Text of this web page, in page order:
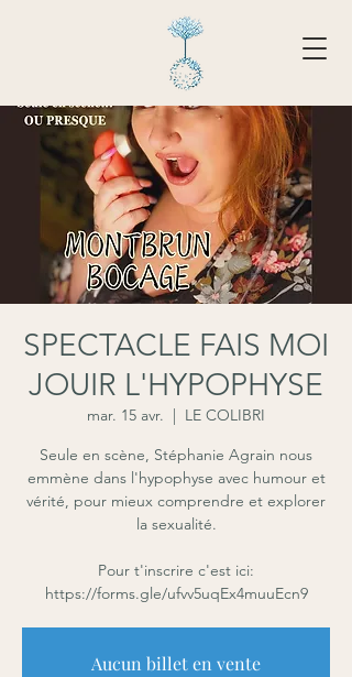
Tarifs - Réserver
SPECTACLE FAIS MOI
JOUIR L'HYPOPHYSE
mar. 15 avr.
  |
LE COLIBRI
Seule en scène, Stéphanie Agrain nous
emmène dans l'hypophyse avec humour et
vérité, pour mieux comprendre et explorer
la sexualité.
Pour t'inscrire c'est ici:
https://forms.gle/ufvv5uqEx4muuEcn9
Aucun billet en vente